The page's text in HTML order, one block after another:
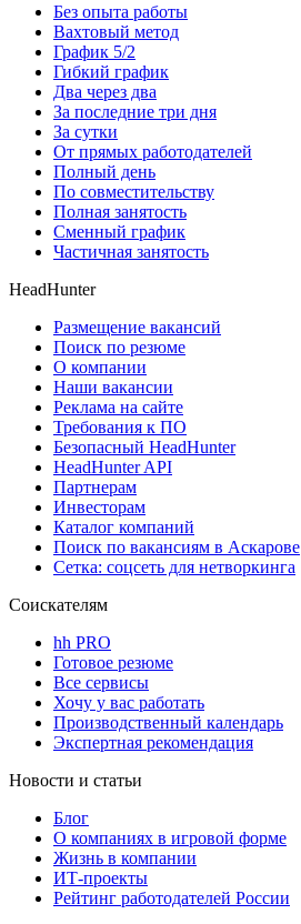
Без опыта работы
Вахтовый метод
График 5/2
Гибкий график
Два через два
За последние три дня
За сутки
От прямых работодателей
Полный день
По совместительству
Полная занятость
Сменный график
Частичная занятость
HeadHunter
Размещение вакансий
Поиск по резюме
О компании
Наши вакансии
Реклама на сайте
Требования к ПО
Безопасный HeadHunter
HeadHunter API
Партнерам
Инвесторам
Каталог компаний
Поиск по вакансиям в Аскарове
Сетка: соцсеть для нетворкинга
Соискателям
hh PRO
Готовое резюме
Все сервисы
Хочу у вас работать
Производственный календарь
Экспертная рекомендация
Новости и статьи
Блог
О компаниях в игровой форме
Жизнь в компании
ИТ-проекты
Рейтинг работодателей России